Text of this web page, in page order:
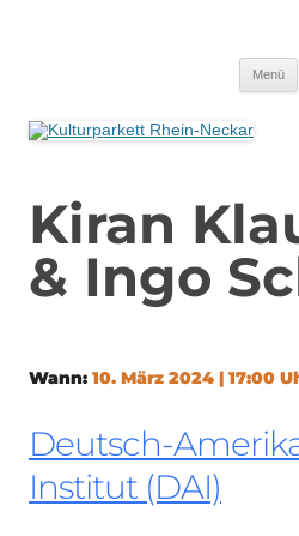
Menü
Kiran
& Ingo
Wann: 10. März 2024 | 17:00
Deutsch-
Institut (DAI)